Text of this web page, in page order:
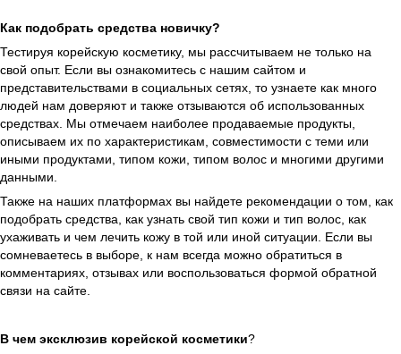
Как подобрать средства новичку?
Тестируя корейскую косметику, мы рассчитываем не только на
свой опыт. Если вы ознакомитесь с нашим сайтом и
представительствами в социальных сетях, то узнаете как много
людей нам доверяют и также отзываются об использованных
средствах. Мы отмечаем наиболее продаваемые продукты,
описываем их по характеристикам, совместимости с теми или
иными продуктами, типом кожи, типом волос и многими другими
данными.
Также на наших платформах вы найдете рекомендации о том, как
подобрать средства, как узнать свой тип кожи и тип волос, как
ухаживать и чем лечить кожу в той или иной ситуации. Если вы
сомневаетесь в выборе, к нам всегда можно обратиться в
комментариях, отзывах или воспользоваться формой обратной
связи на сайте.
В чем эксклюзив корейской косметики?